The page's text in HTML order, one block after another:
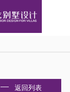
返回列表